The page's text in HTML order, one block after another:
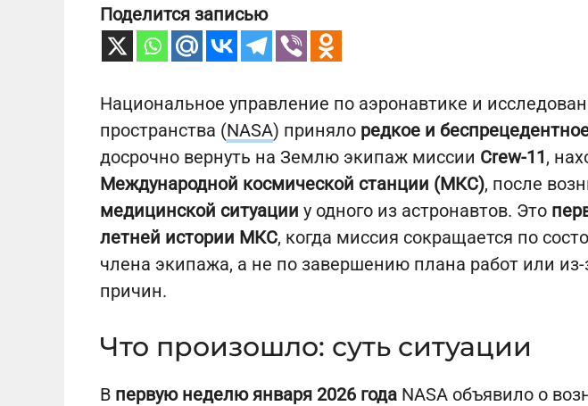
Поделится записью
Национальное управление по аэронавтике и
пространства (NASA) приняло редкое и
досрочно вернуть на Землю экипаж миссии Crew-11,
Международной космической станции (МКС), после
медицинской ситуации у одного из астронавтов. Это
летней истории МКС, когда миссия сокращается по
члена экипажа, а не по завершению плана работ или из-
причин.
Что произошло: суть ситуации
В первую неделю января 2026 года NASA объявило о